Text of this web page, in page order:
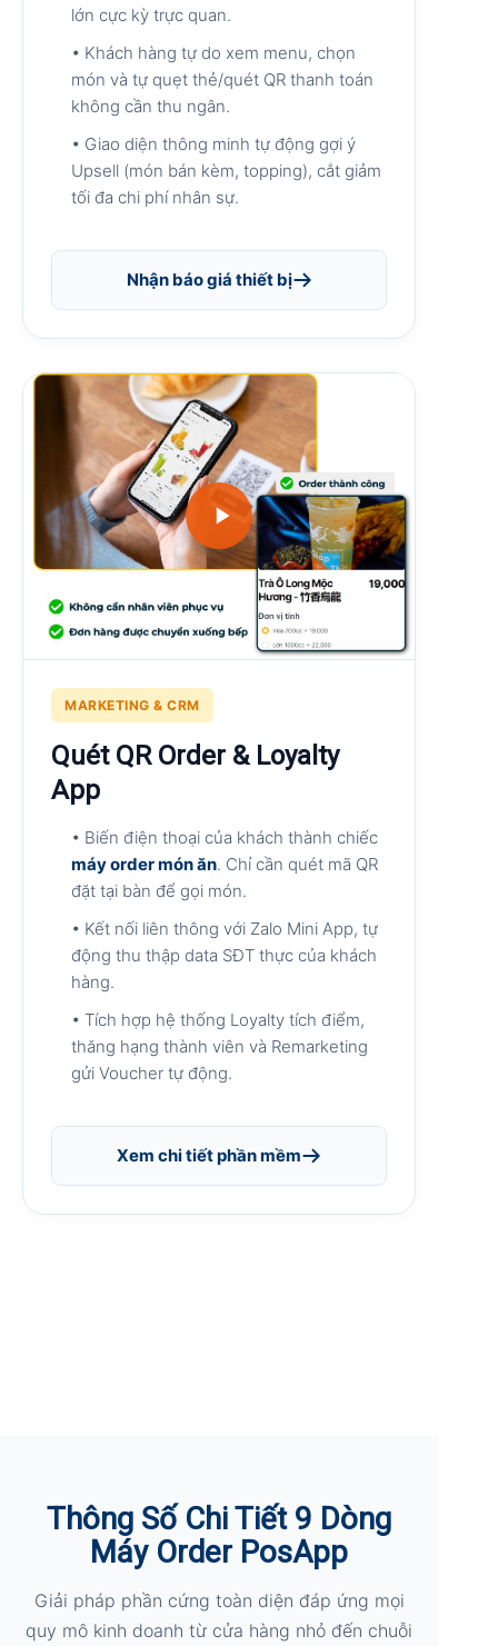
lớn cực kỳ trực quan.
• Khách hàng tự do xem menu, chọn
món và tự quẹt thẻ/quét QR thanh toán
không cần thu ngân.
• Giao diện thông minh tự động gợi ý
Upsell (món bán kèm, topping), cắt giảm
tối đa chi phí nhân sự.
Nhận báo giá thiết bị
MARKETING & CRM
Quét QR Order & Loyalty
App
• Biến điện thoại của khách thành chiếc
máy order món ăn. Chỉ cần quét mã QR
đặt tại bàn để gọi món.
• Kết nối liên thông với Zalo Mini App, tự
động thu thập data SĐT thực của khách
hàng.
• Tích hợp hệ thống Loyalty tích điểm,
thăng hạng thành viên và Remarketing
gửi Voucher tự động.
Xem chi tiết phần mềm
Thông Số Chi Tiết 9 Dòng
Máy Order PosApp
Giải pháp phần cứng toàn diện đáp ứng mọi
quy mô kinh doanh từ cửa hàng nhỏ đến chuỗi